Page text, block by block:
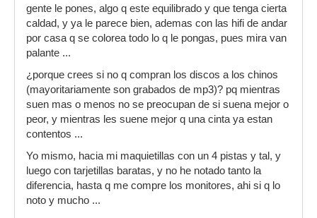
gente le pones, algo q este equilibrado y que tenga cierta
caldad, y ya le parece bien, ademas con las hifi de andar
por casa q se colorea todo lo q le pongas, pues mira van
palante ...
¿porque crees si no q compran los discos a los chinos
(mayoritariamente son grabados de mp3)? pq mientras
suen mas o menos no se preocupan de si suena mejor o
peor, y mientras les suene mejor q una cinta ya estan
contentos ...
Yo mismo, hacia mi maquietillas con un 4 pistas y tal, y
luego con tarjetillas baratas, y no he notado tanto la
diferencia, hasta q me compre los monitores, ahi si q lo
noto y mucho ...